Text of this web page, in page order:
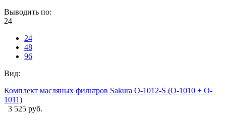
Выводить по:
24
24
48
96
Вид:
Комплект масляных фильтров Sakura O-1012-S (O-1010 + O-
1011)
3 525 руб.